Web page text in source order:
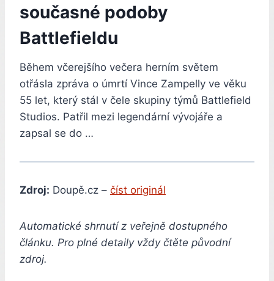
současné podoby
Battlefieldu
Během včerejšího večera herním světem
otřásla zpráva o úmrtí Vince Zampelly ve věku
55 let, který stál v čele skupiny týmů Battlefield
Studios. Patřil mezi legendární vývojáře a
zapsal se do …
Zdroj: Doupě.cz – číst originál
Automatické shrnutí z veřejně dostupného
článku. Pro plné detaily vždy čtěte původní
zdroj.